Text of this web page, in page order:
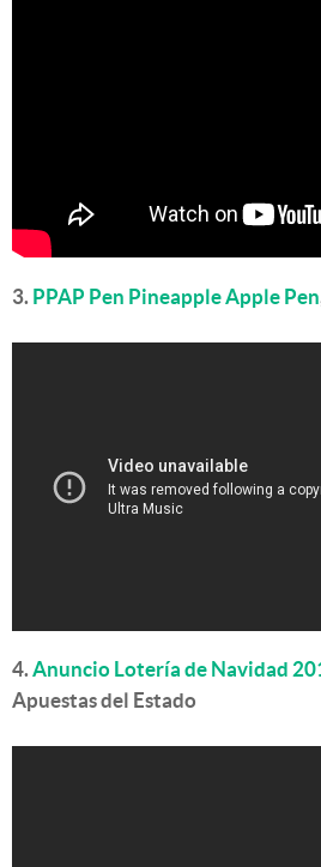
3. PPAP Pen Pineapple Apple Pen
4.Anuncio Lotería de Navidad
Apuestas del Estado